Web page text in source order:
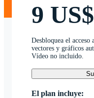
9 US$
Desbloquea el acceso
vectores y gráficos
Vídeo no incluido.
El plan incluye: